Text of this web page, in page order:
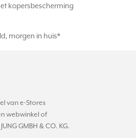
kopersbescherming
morgen in huis*
van e-Stores
webwinkel of
GMBH & CO. KG.